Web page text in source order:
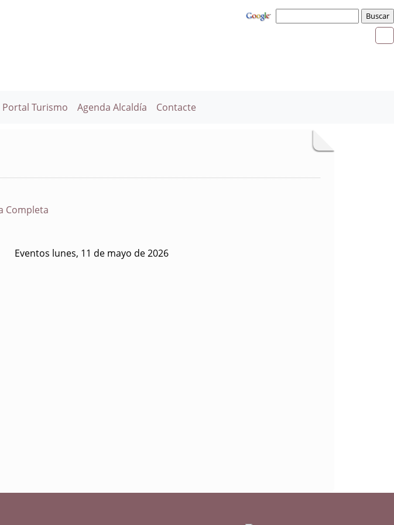
Portal Turismo Agenda Alcaldía Contacte
Completa
Eventos lunes, 11 de mayo de 2026